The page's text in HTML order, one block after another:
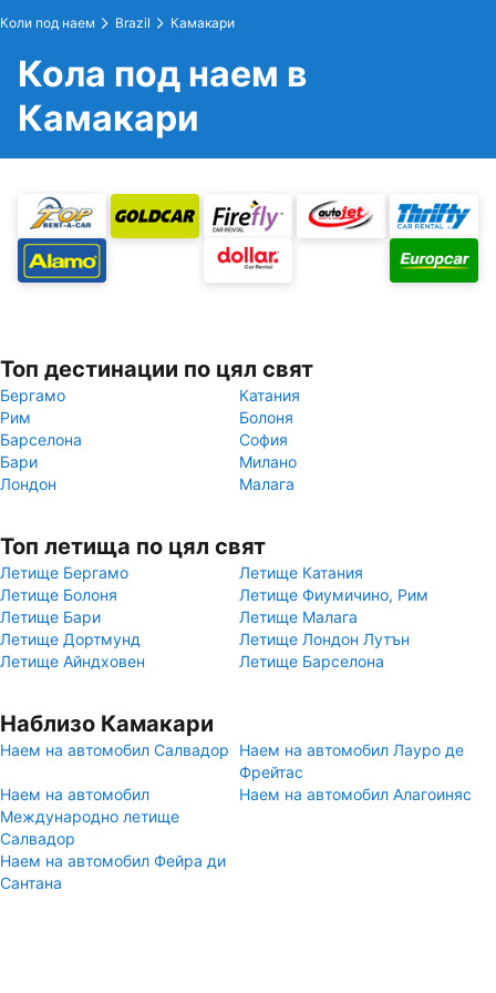
Коли под наем Brazil Камакари
Кола под наем в
Камакари
Топ дестинации по цял свят
Бергамо
Катания
Рим
Болоня
Барселона
София
Бари
Милано
Лондон
Малага
Топ летища по цял свят
Летище Бергамо
Летище Катания
Летище Болоня
Летище Фиумичино, Рим
Летище Бари
Летище Малага
Летище Дортмунд
Летище Лондон Лутън
Летище Айндховен
Летище Барселона
Наблизо Камакари
Наем на автомобил Салвадор
Наем на автомобил Лауро де
Фрейтас
Наем на автомобил
Международно летище
Салвадор
Наем на автомобил Алагоиняс
Наем на автомобил Фейра ди
Сантана